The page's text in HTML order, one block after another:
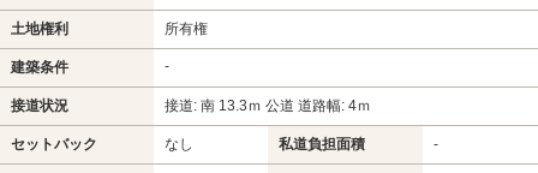
土地権利 所有権
建築条件 -
接道状況 接道: 南 13.3ｍ 公道 道路幅: 4ｍ
セットバック なし 私道負担面積 -